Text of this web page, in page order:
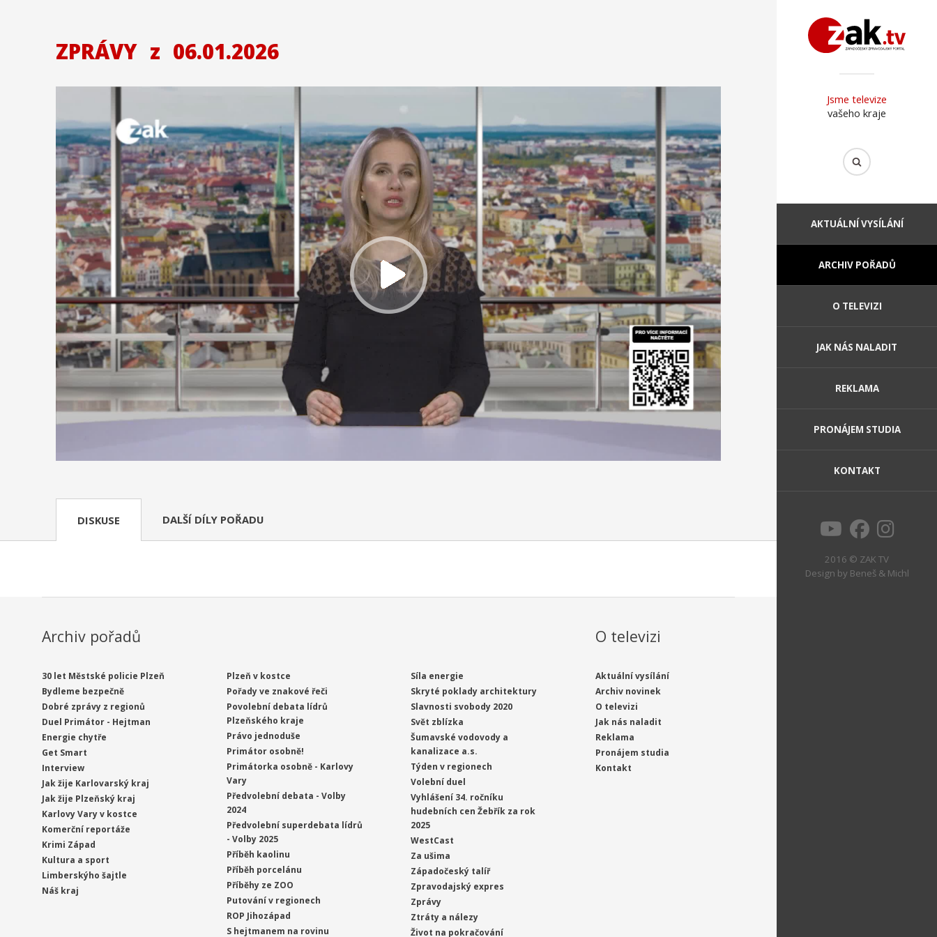
Jsme televize
vašeho kraje
AKTUÁLNÍ VYSÍLÁNÍ
ARCHIV POŘADŮ
O TELEVIZI
JAK NÁS NALADIT
REKLAMA
PRONÁJEM STUDIA
KONTAKT
2016 © ZAK TV
Design by Beneš & Michl
ZPRÁVY z 06.01.2026
DISKUSE DALŠÍ DÍLY POŘADU
Archiv pořadů
30 let Městské policie Plzeň
Bydleme bezpečně
Dobré zprávy z regionů
Duel Primátor - Hejtman
Energie chytře
Get Smart
Interview
Jak žije Karlovarský kraj
Jak žije Plzeňský kraj
Karlovy Vary v kostce
Komerční reportáže
Krimi Západ
Kultura a sport
Limberskýho šajtle
Náš kraj
Plzeň v kostce
Pořady ve znakové řeči
Povolební debata lídrů
Plzeňského kraje
Právo jednoduše
Primátor osobně!
Primátorka osobně - Karlovy
Vary
Předvolební debata - Volby
2024
Předvolební superdebata lídrů
- Volby 2025
Příběh kaolinu
Příběh porcelánu
Příběhy ze ZOO
Putování v regionech
ROP Jihozápad
S hejtmanem na rovinu
Síla energie
Skryté poklady architektury
Slavnosti svobody 2020
Svět zblízka
Šumavské vodovody a
kanalizace a.s.
Týden v regionech
Volební duel
Vyhlášení 34. ročníku
hudebních cen Žebřík za rok
2025
WestCast
Za ušima
Západočeský talíř
Zpravodajský expres
Zprávy
Ztráty a nálezy
Život na pokračování
O televizi
Aktuální vysílání
Archiv novinek
O televizi
Jak nás naladit
Reklama
Pronájem studia
Kontakt